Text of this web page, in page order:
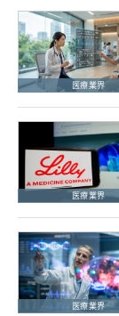
医療業界
医療業界
医療業界